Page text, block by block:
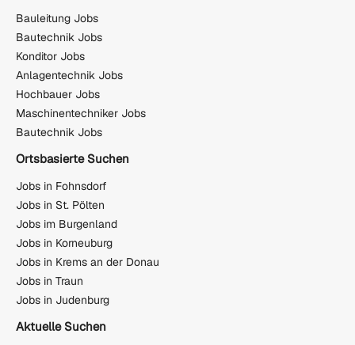
Bauleitung Jobs
Bautechnik Jobs
Konditor Jobs
Anlagentechnik Jobs
Hochbauer Jobs
Maschinentechniker Jobs
Bautechnik Jobs
Ortsbasierte Suchen
Jobs in Fohnsdorf
Jobs in St. Pölten
Jobs im Burgenland
Jobs in Korneuburg
Jobs in Krems an der Donau
Jobs in Traun
Jobs in Judenburg
Aktuelle Suchen